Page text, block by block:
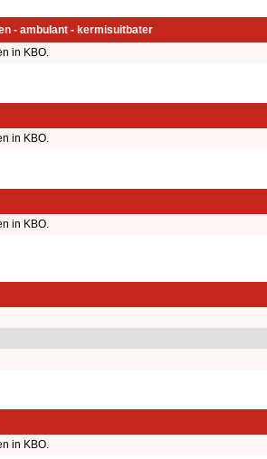
- ambulant - kermisuitbater
in KBO.
in KBO.
in KBO.
in KBO.